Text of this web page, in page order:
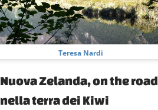
Teresa Nardi
Nuova Zelanda, on the road
nella terra dei Kiwi